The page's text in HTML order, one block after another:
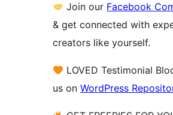
Join our Facebook
& get connected with
creators like yourself.
LOVED Testimonial
us on WordPress